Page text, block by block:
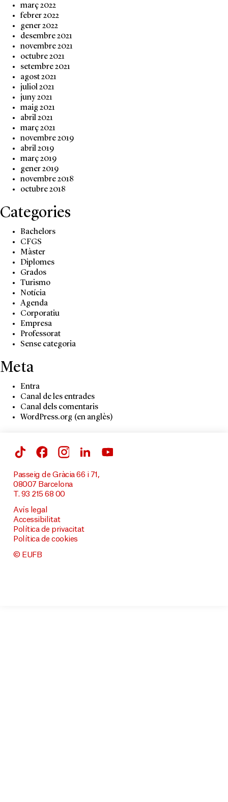
març 2022
febrer 2022
gener 2022
desembre 2021
novembre 2021
octubre 2021
setembre 2021
agost 2021
juliol 2021
juny 2021
maig 2021
abril 2021
març 2021
novembre 2019
abril 2019
març 2019
gener 2019
novembre 2018
octubre 2018
Categories
Bachelors
CFGS
Màster
Diplomes
Grados
Turismo
Notícia
Agenda
Corporatiu
Empresa
Professorat
Sense categoria
Meta
Entra
Canal de les entrades
Canal dels comentaris
WordPress.org (en anglès)
Passeig de Gràcia 66 i 71,
08007 Barcelona
T. 93 215 68 00
Avís legal
Accessibilitat
Política de privacitat
Política de cookies
© EUFB